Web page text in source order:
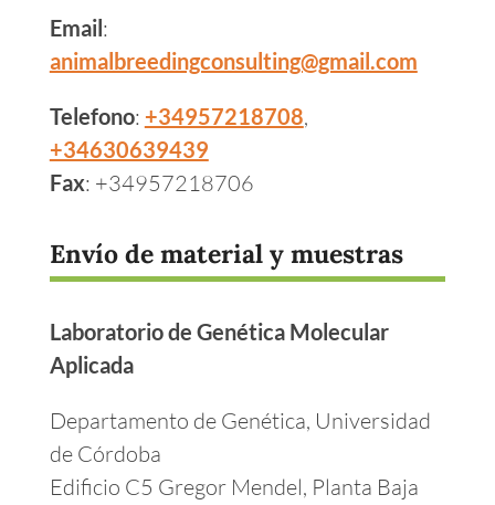
Email:
animalbreedingconsulting@gmail.com
Telefono: +34957218708,
+34630639439
Fax: +34957218706
Envío de material y muestras
Laboratorio de Genética Molecular
Aplicada
Departamento de Genética, Universidad
de Córdoba
Edificio C5 Gregor Mendel, Planta Baja